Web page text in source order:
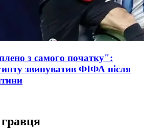
з самого початку":
звинуватив ФІФА після